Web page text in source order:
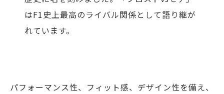
はF1史上最高のライバル関係として語り継が
れています。
パフォーマンス性、フィット感、デザイン性を備え、